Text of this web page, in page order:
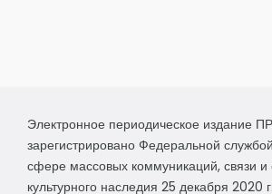
Электронное периодическое издание
зарегистрировано Федеральной
сфере массовых коммуникаций, связи и
культурного наследия 25 декабря 2020